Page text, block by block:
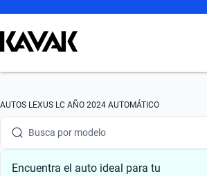
AUTOS LEXUS LC AÑO 2024 AUTOMÁTICO
Busca por marca
Busca por modelo
Busca por versión
Encuentra el auto ideal para tu